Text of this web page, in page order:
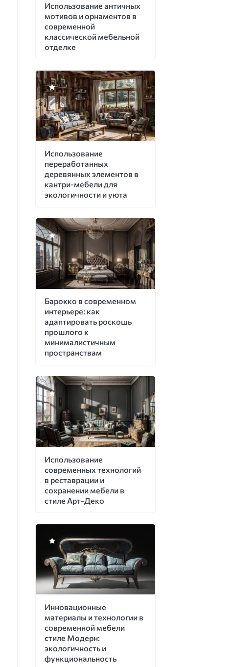
Использование античных
мотивов и орнаментов в
современной
классической мебельной
отделке
Использование
переработанных
деревянных элементов в
кантри-мебели для
экологичности и уюта
Барокко в современном
интерьере: как
адаптировать роскошь
прошлого к
минималистичным
пространствам
Использование
современных технологий
в реставрации и
сохранении мебели в
стиле Арт-Деко
Инновационные
материалы и технологии в
современной мебели
стиле Модерн:
экологичность и
функциональность